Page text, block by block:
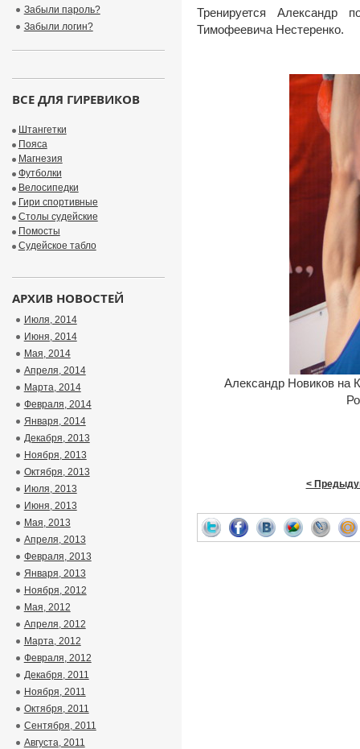
Тренируется Александр
Тимофеевича Нестеренко.
Александр Новиков на
<
Забыли пароль?
Забыли логин?
ВСЕ ДЛЯ ГИРЕВИКОВ
Штангетки
Пояса
Магнезия
Футболки
Велосипедки
Гири спортивные
Столы судейские
Помосты
Судейское табло
АРХИВ НОВОСТЕЙ
Июля, 2014
Июня, 2014
Мая, 2014
Апреля, 2014
Марта, 2014
Февраля, 2014
Января, 2014
Декабря, 2013
Ноября, 2013
Октября, 2013
Июля, 2013
Июня, 2013
Мая, 2013
Апреля, 2013
Февраля, 2013
Января, 2013
Ноября, 2012
Мая, 2012
Апреля, 2012
Марта, 2012
Февраля, 2012
Декабря, 2011
Ноября, 2011
Октября, 2011
Сентября, 2011
Августа, 2011